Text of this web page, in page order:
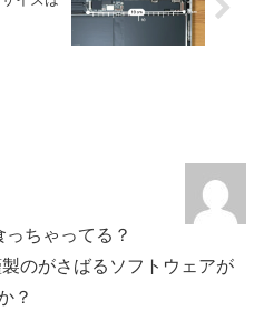
ちゃってる？
のがさばるソフトウェアが
？